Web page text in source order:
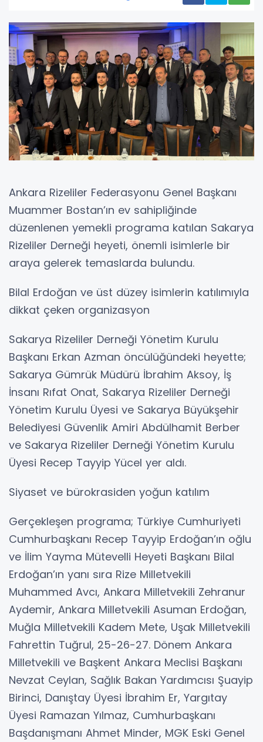
Ankara Rizeliler Federasyonu Genel Başkanı
Muammer Bostan’ın ev sahipliğinde
düzenlenen yemekli programa katılan Sakarya
Rizeliler Derneği heyeti, önemli isimlerle bir
araya gelerek temaslarda bulundu.
Bilal Erdoğan ve üst düzey isimlerin katılımıyla
dikkat çeken organizasyon
Sakarya Rizeliler Derneği Yönetim Kurulu
Başkanı Erkan Azman öncülüğündeki heyette;
Sakarya Gümrük Müdürü İbrahim Aksoy, İş
İnsanı Rıfat Onat, Sakarya Rizeliler Derneği
Yönetim Kurulu Üyesi ve Sakarya Büyükşehir
Belediyesi Güvenlik Amiri Abdülhamit Berber
ve Sakarya Rizeliler Derneği Yönetim Kurulu
Üyesi Recep Tayyip Yücel yer aldı.
Siyaset ve bürokrasiden yoğun katılım
Gerçekleşen programa; Türkiye Cumhuriyeti
Cumhurbaşkanı Recep Tayyip Erdoğan’ın oğlu
ve İlim Yayma Mütevelli Heyeti Başkanı Bilal
Erdoğan’ın yanı sıra Rize Milletvekili
Muhammed Avcı, Ankara Milletvekili Zehranur
Aydemir, Ankara Milletvekili Asuman Erdoğan,
Muğla Milletvekili Kadem Mete, Uşak Milletvekili
Fahrettin Tuğrul, 25-26-27. Dönem Ankara
Milletvekili ve Başkent Ankara Meclisi Başkanı
Nevzat Ceylan, Sağlık Bakan Yardımcısı Şuayip
Birinci, Danıştay Üyesi İbrahim Er, Yargıtay
Üyesi Ramazan Yılmaz, Cumhurbaşkanı
Başdanışmanı Ahmet Minder, MGK Eski Genel